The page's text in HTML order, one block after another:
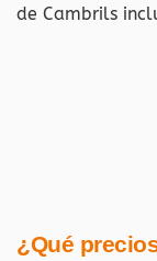
de Cambrils
¿Qué